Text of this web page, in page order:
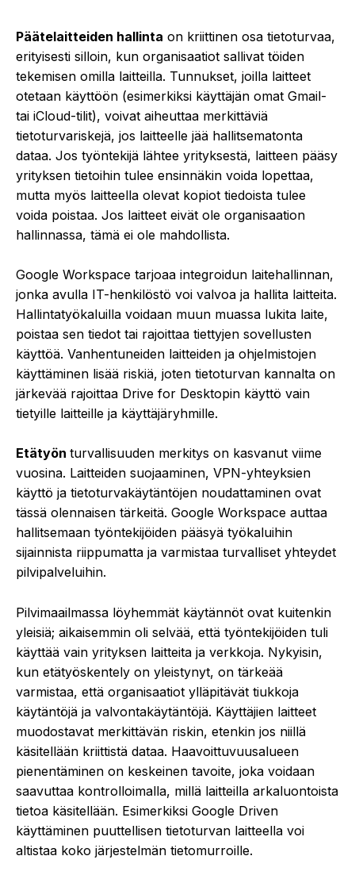
Päätelaitteiden hallinta on kriittinen osa tietoturvaa,
erityisesti silloin, kun organisaatiot sallivat töiden
tekemisen omilla laitteilla. Tunnukset, joilla laitteet
otetaan käyttöön (esimerkiksi käyttäjän omat Gmail-
tai iCloud-tilit), voivat aiheuttaa merkittäviä
tietoturvariskejä, jos laitteelle jää hallitsematonta
dataa. Jos työntekijä lähtee yrityksestä, laitteen pääsy
yrityksen tietoihin tulee ensinnäkin voida lopettaa,
mutta myös laitteella olevat kopiot tiedoista tulee
voida poistaa. Jos laitteet eivät ole organisaation
hallinnassa, tämä ei ole mahdollista.
Google Workspace tarjoaa integroidun laitehallinnan,
jonka avulla IT-henkilöstö voi valvoa ja hallita laitteita.
Hallintatyökaluilla voidaan muun muassa lukita laite,
poistaa sen tiedot tai rajoittaa tiettyjen sovellusten
käyttöä. Vanhentuneiden laitteiden ja ohjelmistojen
käyttäminen lisää riskiä, joten tietoturvan kannalta on
järkevää rajoittaa Drive for Desktopin käyttö vain
tietyille laitteille ja käyttäjäryhmille.
Etätyön turvallisuuden merkitys on kasvanut viime
vuosina. Laitteiden suojaaminen, VPN-yhteyksien
käyttö ja tietoturvakäytäntöjen noudattaminen ovat
tässä olennaisen tärkeitä. Google Workspace auttaa
hallitsemaan työntekijöiden pääsyä työkaluihin
sijainnista riippumatta ja varmistaa turvalliset yhteydet
pilvipalveluihin.
Pilvimaailmassa löyhemmät käytännöt ovat kuitenkin
yleisiä; aikaisemmin oli selvää, että työntekijöiden tuli
käyttää vain yrityksen laitteita ja verkkoja. Nykyisin,
kun etätyöskentely on yleistynyt, on tärkeää
varmistaa, että organisaatiot ylläpitävät tiukkoja
käytäntöjä ja valvontakäytäntöjä. Käyttäjien laitteet
muodostavat merkittävän riskin, etenkin jos niillä
käsitellään kriittistä dataa. Haavoittuvuusalueen
pienentäminen on keskeinen tavoite, joka voidaan
saavuttaa kontrolloimalla, millä laitteilla arkaluontoista
tietoa käsitellään. Esimerkiksi Google Driven
käyttäminen puuttellisen tietoturvan laitteella voi
altistaa koko järjestelmän tietomurroille.